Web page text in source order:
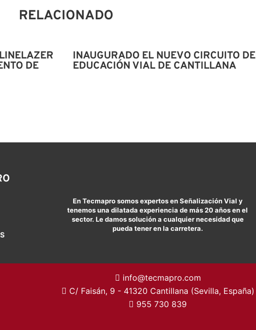
RELACIONADO
DE
INAUGURADO EL NUEVO CIRCUITO DE
EDUCACIÓN VIAL DE CANTILLANA
En Tecmapro somos expertos en Señalización Vial y
tenemos una dilatada experiencia de más 20 años en el
sector. Le damos solución a cualquier necesidad que
pueda tener en la carretera.
info@tecmapro.com
C/ Faisán, 9 - 41320 Cantillana (Sevilla, España)
955 730 839